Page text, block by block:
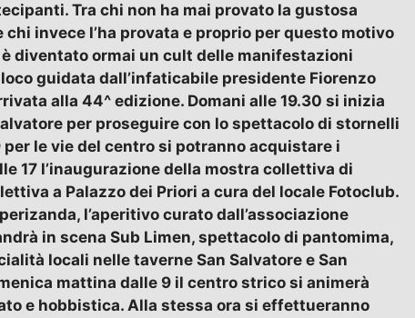
Tra chi non ha mai provato la gustosa
invece l’ha provata e proprio per questo motivo
diventato ormai un cult delle manifestazioni
guidata dall’infaticabile presidente Fiorenzo
alla 44^ edizione. Domani alle 19.30 si inizia
per proseguire con lo spettacolo di stornelli
le vie del centro si potranno acquistare i
17 l’inaugurazione della mostra collettiva di
a Palazzo dei Priori a cura del locale Fotoclub.
l’aperitivo curato dall’associazione
in scena Sub Limen, spettacolo di pantomima,
locali nelle taverne San Salvatore e San
mattina dalle 9 il centro strico si animerà
e hobbistica. Alla stessa ora si effettueranno